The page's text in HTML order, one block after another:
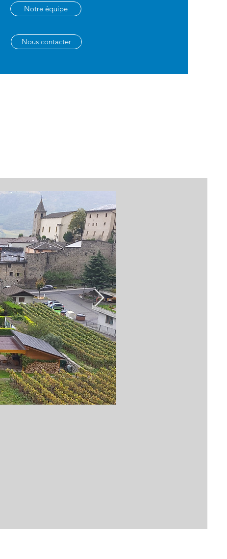
Notre équipe
Nous contacter